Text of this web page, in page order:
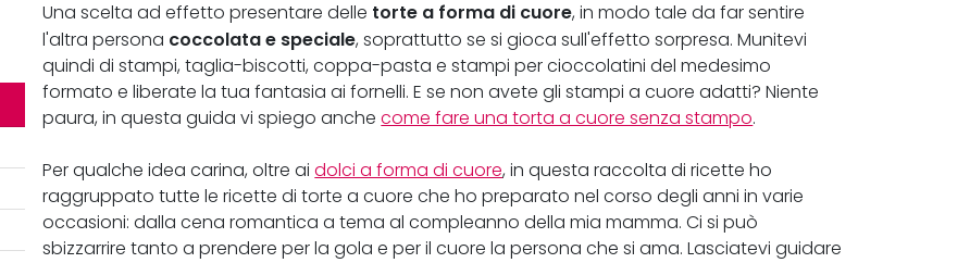
Una scelta ad effetto presentare delle torte a forma di cuore, in modo tale da far sentire
l'altra persona coccolata e speciale, soprattutto se si gioca sull'effetto sorpresa. Munitevi
quindi di stampi, taglia-biscotti, coppa-pasta e stampi per cioccolatini del medesimo
formato e liberate la tua fantasia ai fornelli. E se non avete gli stampi a cuore adatti? Niente
paura, in questa guida vi spiego anchecome fare una torta a cuore senza stampo.
Per qualche idea carina, oltre aidolci a forma di cuore, in questa raccolta di ricette ho
raggruppato tutte le ricette di torte a cuore che ho preparato nel corso degli anni in varie
occasioni: dalla cena romantica a tema al compleanno della mia mamma. Ci si può
sbizzarrire tanto a prendere per la gola e per il cuore la persona che si ama. Lasciatevi guidare